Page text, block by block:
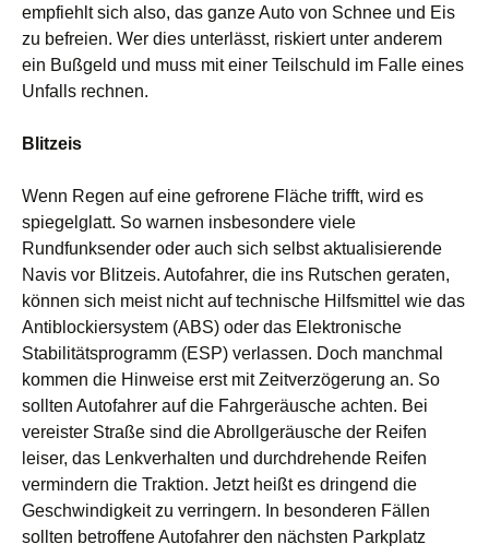
empfiehlt sich also, das ganze Auto von Schnee und Eis
zu befreien. Wer dies unterlässt, riskiert unter anderem
ein Bußgeld und muss mit einer Teilschuld im Falle eines
Unfalls rechnen.
Blitzeis
Wenn Regen auf eine gefrorene Fläche trifft, wird es
spiegelglatt. So warnen insbesondere viele
Rundfunksender oder auch sich selbst aktualisierende
Navis vor Blitzeis. Autofahrer, die ins Rutschen geraten,
können sich meist nicht auf technische Hilfsmittel wie das
Antiblockiersystem (ABS) oder das Elektronische
Stabilitätsprogramm (ESP) verlassen. Doch manchmal
kommen die Hinweise erst mit Zeitverzögerung an. So
sollten Autofahrer auf die Fahrgeräusche achten. Bei
vereister Straße sind die Abrollgeräusche der Reifen
leiser, das Lenkverhalten und durchdrehende Reifen
vermindern die Traktion. Jetzt heißt es dringend die
Geschwindigkeit zu verringern. In besonderen Fällen
sollten betroffene Autofahrer den nächsten Parkplatz